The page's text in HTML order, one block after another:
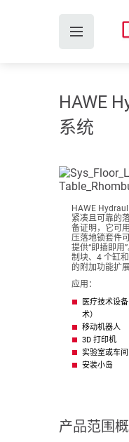
HAWE
系统
HAWE
紧凑且可靠的
备证明，它可
压落地锁套件
提供“即插即用
制块、4 个缸
的附加功能扩
应用：
医疗技术设
术）
移动机器人
3D 打印机
实验室或车
安装小岛
产品范围概